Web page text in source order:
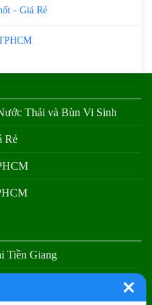
- Giá Rẻ
Thải và Bùn Vi Sinh
Rẻ
Tiền Giang